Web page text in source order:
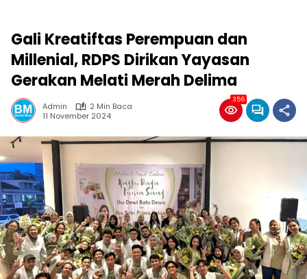
Gali Kreatiftas Perempuan dan
Millenial, RDPS Dirikan Yayasan
Gerakan Melati Merah Delima
Admin
2 Min Baca
11 November 2024
356